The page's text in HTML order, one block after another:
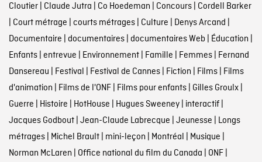
Cloutier| Claude Jutra | Co Hoedeman | Concours| Cordell Barker
| Court métrage | courts métrages| Culture | Denys Arcand |
Documentaire | documentaires| documentaires Web | Éducation |
Enfants| entrevue | Environnement| Famille | Femmes| Fernand
Dansereau | Festival | Festival de Cannes| Fiction | Films| Films
d'animation | Films de l'ONF| Films pour enfants| Gilles Groulx|
Guerre | Histoire | HotHouse | Hugues Sweeney| interactif|
Jacques Godbout| Jean-Claude Labrecque | Jeunesse | Longs
métrages| Michel Brault| mini-leçon | Montréal | Musique |
Norman McLaren | Office national du film du Canada | ONF|